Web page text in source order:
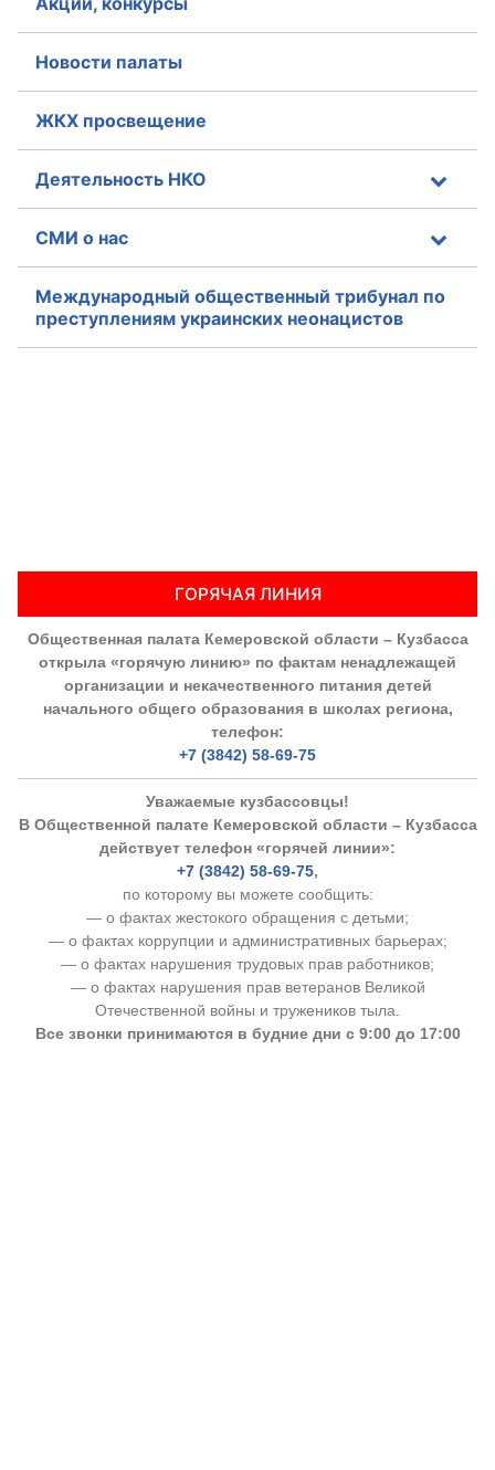
Новости палаты
ЖКХ просвещение
Деятельность НКО
СМИ о нас
Международный общественный трибунал по
преступлениям украинских неонацистов
ГОРЯЧАЯ ЛИНИЯ
Общественная палата Кемеровской области – Кузбасса
открыла «горячую линию» по фактам ненадлежащей
организации и некачественного питания детей
начального общего образования в школах региона,
телефон:
+7 (3842) 58-69-75
Уважаемые кузбассовцы!
В Общественной палате Кемеровской области – Кузбасса
действует телефон «горячей линии»:
+7 (3842) 58-69-75,
по которому вы можете сообщить:
— о фактах жестокого обращения с детьми;
— о фактах коррупции и административных барьерах;
— о фактах нарушения трудовых прав работников;
— о фактах нарушения прав ветеранов Великой
Отечественной войны и тружеников тыла.
Все звонки принимаются в будние дни с 9:00 до 17:00